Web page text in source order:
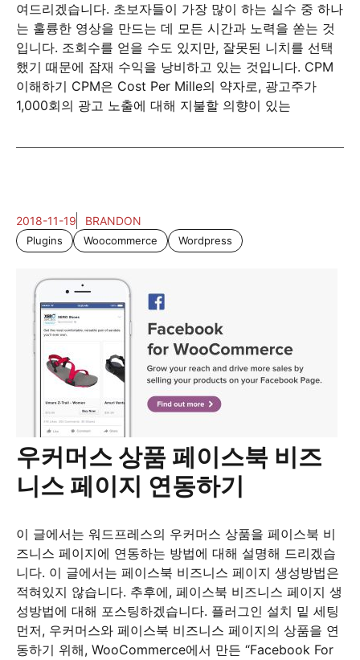
여드리겠습니다. 초보자들이 가장 많이 하는 실수 중 하나
는 훌륭한 영상을 만드는 데 모든 시간과 노력을 쏟는 것
입니다. 조회수를 얻을 수도 있지만, 잘못된 니치를 선택
했기 때문에 잠재 수익을 낭비하고 있는 것입니다. CPM
이해하기 CPM은 Cost Per Mille의 약자로, 광고주가
1,000회의 광고 노출에 대해 지불할 의향이 있는
2018-11-19 BRANDON
Plugins Woocommerce Wordpress
우커머스 상품 페이스북 비즈
니스 페이지 연동하기
이 글에서는 워드프레스의 우커머스 상품을 페이스북 비
즈니스 페이지에 연동하는 방법에 대해 설명해 드리겠습
니다. 이 글에서는 페이스북 비즈니스 페이지 생성방법은
적혀있지 않습니다. 추후에, 페이스북 비즈니스 페이지 생
성방법에 대해 포스팅하겠습니다. 플러그인 설치 밑 세팅
먼저, 우커머스와 페이스북 비즈니스 페이지의 상품을 연
동하기 위해, WooCommerce에서 만든 “Facebook For